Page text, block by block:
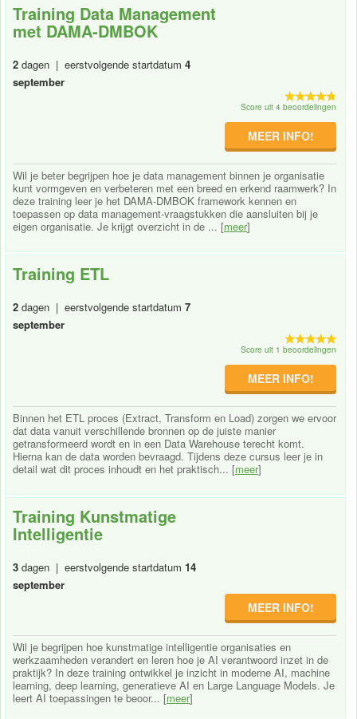
Training Data Management
met DAMA-DMBOK
2 dagen | eerstvolgende startdatum 4
september
Score uit 4 beoordelingen
MEER INFO!
Wil je beter begrijpen hoe je data management binnen je organisatie
kunt vormgeven en verbeteren met een breed en erkend raamwerk? In
deze training leer je het DAMA-DMBOK framework kennen en
toepassen op data management-vraagstukken die aansluiten bij je
eigen organisatie. Je krijgt overzicht in de ... [meer]
Training ETL
2 dagen | eerstvolgende startdatum 7
september
Score uit 1 beoordelingen
MEER INFO!
Binnen het ETL proces (Extract, Transform en Load) zorgen we ervoor
dat data vanuit verschillende bronnen op de juiste manier
getransformeerd wordt en in een Data Warehouse terecht komt.
Hierna kan de data worden bevraagd. Tijdens deze cursus leer je in
detail wat dit proces inhoudt en het praktisch... [meer]
Training Kunstmatige
Intelligentie
3 dagen | eerstvolgende startdatum 14
september
MEER INFO!
Wil je begrijpen hoe kunstmatige intelligentie organisaties en
werkzaamheden verandert en leren hoe je AI verantwoord inzet in de
praktijk? In deze training ontwikkel je inzicht in moderne AI, machine
learning, deep learning, generatieve AI en Large Language Models. Je
leert AI toepassingen te beoor... [meer]